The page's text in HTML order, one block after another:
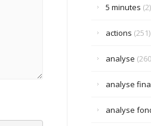
5 minutes (2)
actions (251)
analyse
analyse
analyse